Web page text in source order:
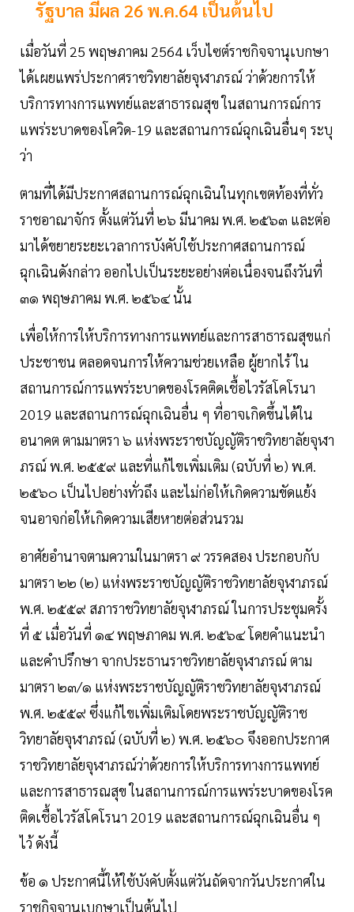
รัฐบาล มีผล 26 พ.ค.64 เป็นต้นไป
เมื่อวันที่ 25 พฤษภาคม 2564 เว็บไซต์ราชกิจจานุเบกษา
ได้เผยแพร่ประกาศราชวิทยาลัยจุฬาภรณ์ ว่าด้วยการให้
บริการทางการแพทย์และสาธารณสุข ในสถานการณ์การ
แพร่ระบาดของโควิด-19 และสถานการณ์ฉุกเฉินอื่นๆ ระบุ
ว่า
ตามที่ได้มีประกาศสถานการณ์ฉุกเฉินในทุกเขตท้องที่ทั่ว
ราชอาณาจักร ตั้งแต่วันที่ ๒๖ มีนาคม พ.ศ. ๒๕๖๓ และต่อ
มาได้ขยายระยะเวลาการบังคับใช้ประกาศสถานการณ์
ฉุกเฉินดังกล่าว ออกไปเป็นระยะอย่างต่อเนื่องจนถึงวันที่
๓๑ พฤษภาคม พ.ศ. ๒๕๖๔ นั้น
เพื่อให้การให้บริการทางการแพทย์และการสาธารณสุขแก่
ประชาชน ตลอดจนการให้ความช่วยเหลือ ผู้ยากไร้ ใน
สถานการณ์การแพร่ระบาดของโรคติดเชื้อไวรัสโคโรนา
2019 และสถานการณ์ฉุกเฉินอื่น ๆ ที่อาจเกิดขึ้นได้ใน
อนาคต ตามมาตรา ๖ แห่งพระราชบัญญัติราชวิทยาลัยจุฬา
ภรณ์ พ.ศ. ๒๕๕๙ และที่แก้ไขเพิ่มเติม (ฉบับที่ ๒) พ.ศ.
๒๕๖๐ เป็นไปอย่างทั่วถึง และไม่ก่อให้เกิดความขัดแย้ง
จนอาจก่อให้เกิดความเสียหายต่อส่วนรวม
อาศัยอํานาจตามความในมาตรา ๙ วรรคสอง ประกอบกับ
มาตรา ๒๒ (๒) แห่งพระราชบัญญัติราชวิทยาลัยจุฬาภรณ์
พ.ศ. ๒๕๕๙ สภาราชวิทยาลัยจุฬาภรณ์ ในการประชุมครั้ง
ที่ ๕ เมื่อวันที่ ๑๔ พฤษภาคม พ.ศ. ๒๕๖๔ โดยคําแนะนํา
และคําปรึกษา จากประธานราชวิทยาลัยจุฬาภรณ์ ตาม
มาตรา ๒๓/๑ แห่งพระราชบัญญัติราชวิทยาลัยจุฬาภรณ์
พ.ศ. ๒๕๕๙ ซึ่งแก้ไขเพิ่มเติมโดยพระราชบัญญัติราช
วิทยาลัยจุฬาภรณ์ (ฉบับที่ ๒) พ.ศ. ๒๕๖๐ จึงออกประกาศ
ราชวิทยาลัยจุฬาภรณ์ว่าด้วยการให้บริการทางการแพทย์
และการสาธารณสุข ในสถานการณ์การแพร่ระบาดของโรค
ติดเชื้อไวรัสโคโรนา 2019 และสถานการณ์ฉุกเฉินอื่น ๆ
ไว้ ดังนี้
ข้อ ๑ ประกาศนี้ให้ใช้บังคับตั้งแต่วันถัดจากวันประกาศใน
ราชกิจจานุเบกษาเป็นต้นไป